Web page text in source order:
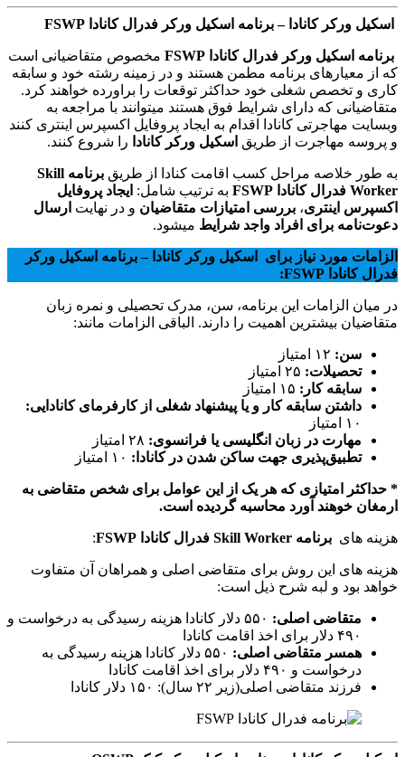
اسکیل ورکر کانادا – برنامه اسکیل ورکر فدرال کانادا FSWP
برنامه اسکیل ورکر فدرال کانادا FSWP
مخصوص متقاضیانی است
که از معیارهای برنامه مطمن هستند و در زمینه رشته خود و سابقه
کاری و تخصص شغلی خود حداکثر توقعات را براورده خواهند کرد.
متقاضیانی که دارای شرایط فوق هستند میتوانند با مراجعه به
وبسایت مهاجرتی کانادا اقدام به ایجاد پروفایل اکسپرس اینتری کنند
و پروسه مهاجرت از طریق اسکیل ورکر کانادا را شروع کنند.
به طور خلاصه مراحل کسب اقامت کنادا از طریق
برنامه Skill
Worker فدرال کانادا FSWP
به ترتیب شامل: ایجاد پروفایل
اکسپرس اینتری، بررسی امتیازات متقاضیان و در نهایت ارسال
دعوت‌نامه برای افراد واجد شرایط میشود.
الزامات مورد نیاز برای اسکیل ورکر کانادا – بر نامه اسکیل ورکر
فدرال کانادا FSWP
:
در میان الزامات این برنامه، سن، مدرک تحصیلی و نمره زبان
متقاضیان بیشترین اهمیت را دارند. الباقی الزامات مانند:
سن:
تحصیلات:
سابقه کار: ۱۵ امتیاز
داشتن سابقه کار و یا پیشنهاد شغلی از کارفرمای کانادایی:
۱۰ امتیاز
مهارت در زبان انگلیسی یا فرانسوی: ۲۸ امتیاز
تطبیق‌پذیری جهت ساکن شدن در کانادا:
* حداکثر امتیازی که هر یک از این عوامل برای شخص متقاضی به
ارمغان خوهند آورد محاسبه گردیده است.
هزینه های برنامه Skill Worker فدرال کانادا FSWP :
هزینه های این روش برای متقاضی اصلی و همراهان آن متفاوت
خواهد بود و لبه شرح ذیل است:
متقاضی اصلی:
۵۵۰ دلار کانادا هزینه رسیدگی به درخواست و
۴۹۰ دلار برای اخذ اقامت کانادا
همسر متقاضی اصلی:
۵۵۰ دلار کانادا هزینه رسیدگی به
درخواست و ۴۹۰ دلار برای اخذ اقامت کانادا
فرزند متقاضی اصلی(زیر ۲۲ سال): ۱۵۰ دلار کانادا